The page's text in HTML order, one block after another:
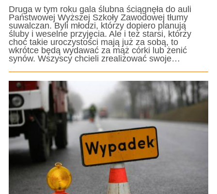
Druga w tym roku gala ślubna ściągnęła do auli
Państwowej Wyższej Szkoły Zawodowej tłumy
suwalczan. Byli młodzi, którzy dopiero planują
śluby i weselne przyjęcia. Ale i też starsi, którzy
choć takie uroczystości mają już za sobą, to
wkrótce będą wydawać za mąż córki lub żenić
synów. Wszyscy chcieli zrealizować swoje…